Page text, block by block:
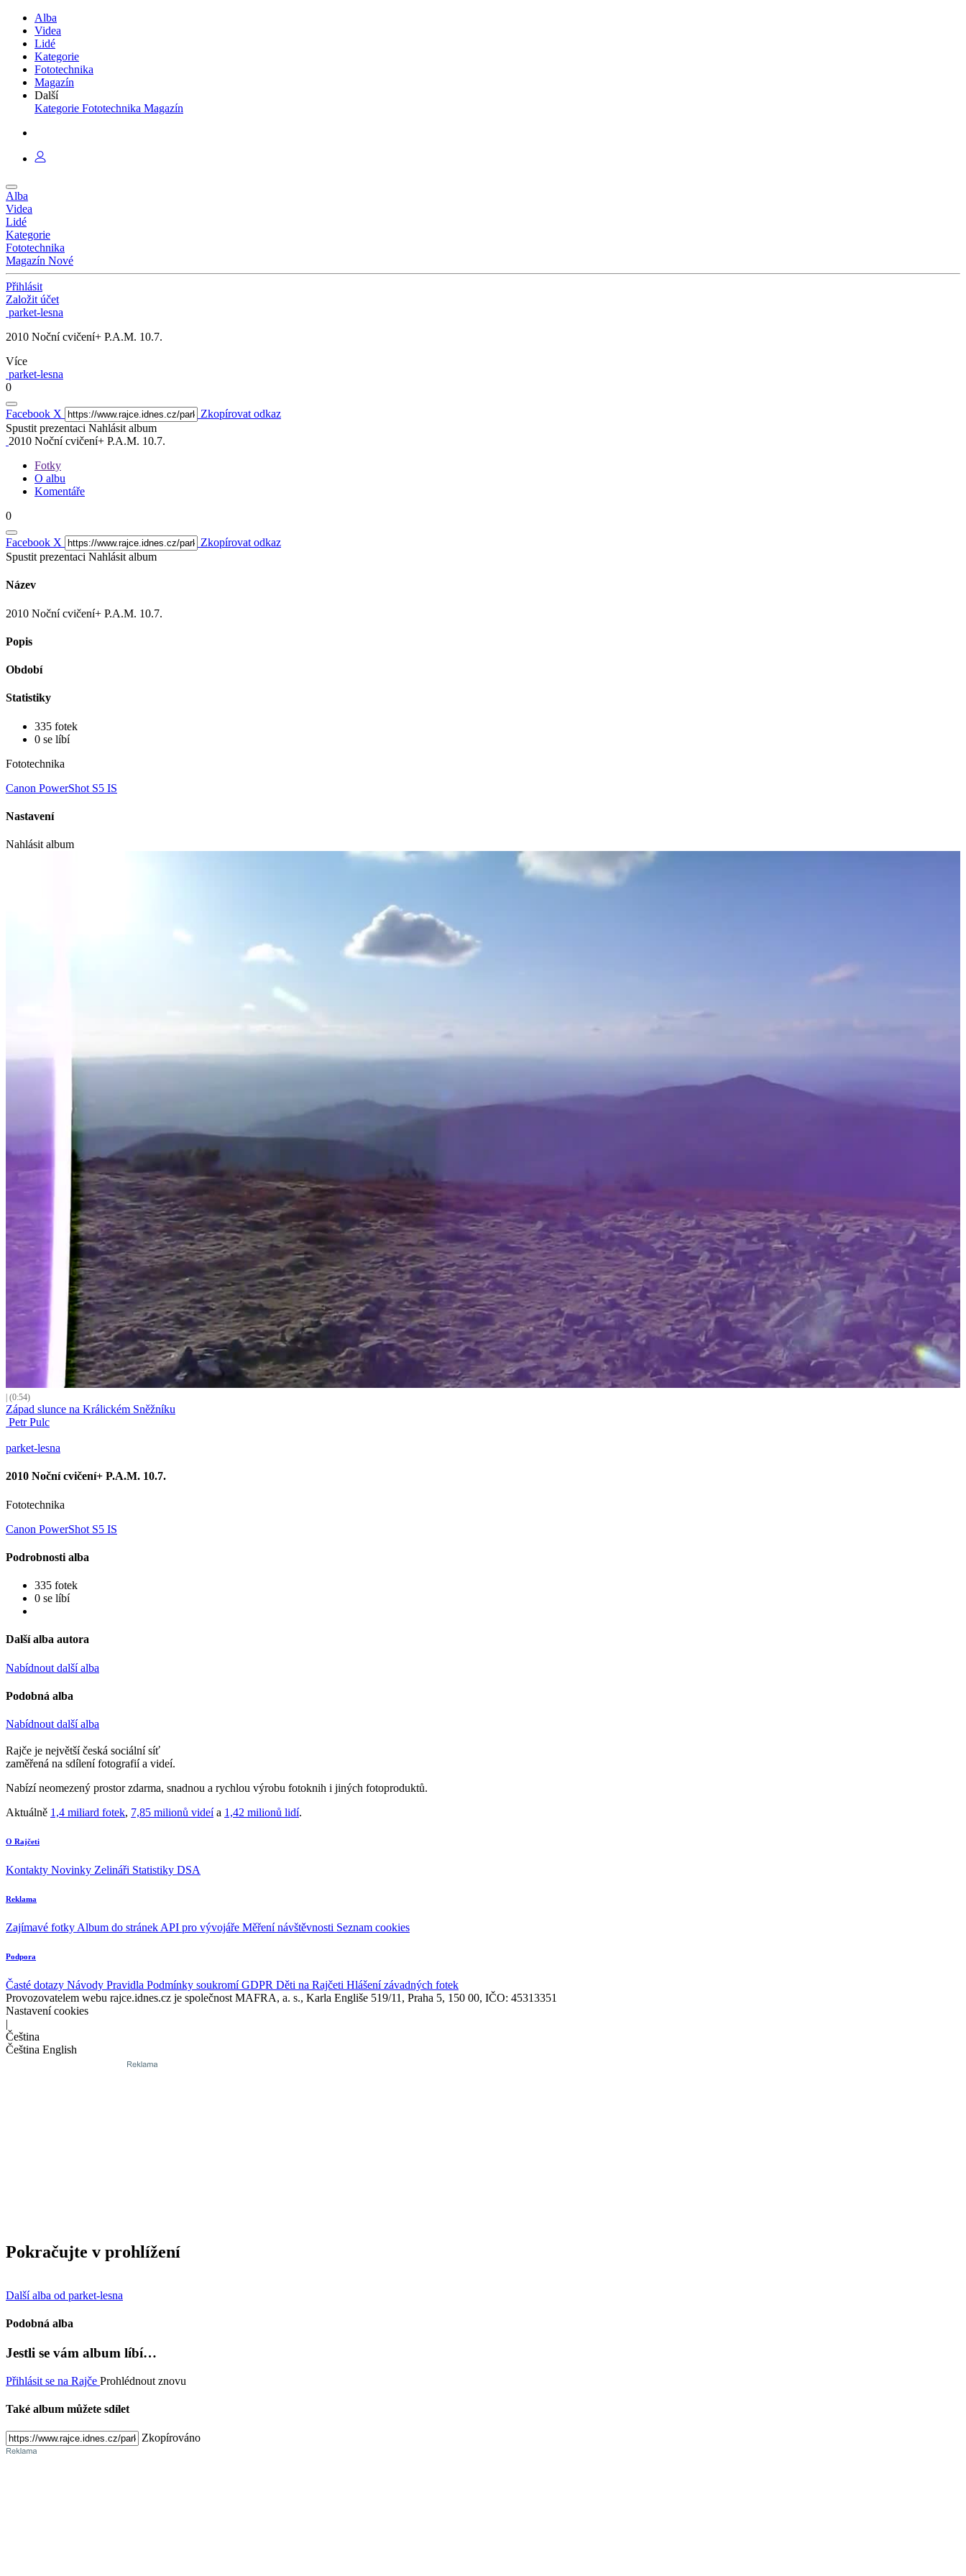
Alba
Videa
Lidé
Kategorie
Fototechnika
Magazín
Další
Kategorie Fototechnika Magazín
Alba
Videa
Lidé
Kategorie
Fototechnika
Magazín Nové
Přihlásit
Založit účet
parket-lesna
2010 Noční cvičení+ P.A.M. 10.7.
Více
parket-lesna
0
Facebook X
Zkopírovat odkaz
Spustit prezentaci Nahlásit album
2010 Noční cvičení+ P.A.M. 10.7.
Fotky
O albu
Komentáře
0
Facebook X
Zkopírovat odkaz
Spustit prezentaci Nahlásit album
Název
2010 Noční cvičení+ P.A.M. 10.7.
Popis
Období
Statistiky
335 fotek
0 se líbí
Fototechnika
Canon PowerShot S5 IS
Nastavení
Nahlásit album
| (0:54)
Západ slunce na Králickém Sněžníku
Petr Pulc
parket-lesna
2010 Noční cvičení+ P.A.M. 10.7.
Fototechnika
Canon PowerShot S5 IS
Podrobnosti alba
335 fotek
0 se líbí
Další alba autora
Nabídnout další alba
Podobná alba
Nabídnout další alba
Rajče je největší česká sociální síť
zaměřená na sdílení fotografií a videí.
Nabízí neomezený prostor zdarma, snadnou a rychlou výrobu fotoknih i jiných fotoproduktů.
Aktuálně 1,4 miliard fotek, 7,85 milionů videía 1,42 milionů lidí.
O Rajčeti
Kontakty Novinky Zelináři Statistiky DSA
Reklama
Zajímavé fotky Album do stránek API pro vývojáře Měření návštěvnosti Seznam cookies
Podpora
Časté dotazy Návody Pravidla Podmínky soukromíGDPR Děti na Rajčeti Hlášení závadných fotek
Provozovatelem webu rajce.idnes.cz je společnost MAFRA, a. s., Karla Engliše 519/11, Praha 5, 150 00, IČO: 45313351
Nastavení cookies
|
Čeština
Čeština English
Pokračujte v prohlížení
Další alba od parket-lesna
Podobná alba
Jestli se vám album líbí…
Přihlásit se na Rajče Prohlédnout znovu
Také album můžete sdílet
Zkopírováno